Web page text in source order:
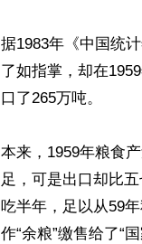
据1983年《中国统
了如指掌，却在
口了265万吨。
本来，1959年粮食
足，可是出口却比
吃半年，足以从59
作“余粮”缴售给了“